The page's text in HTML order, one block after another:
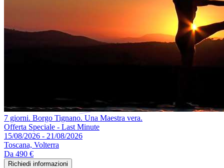
7 giorni. Borgo Tignano. Una Maestra vera.
Offerta Speciale - Last Minute
15/08/2026 - 21/08/2026
Toscana, Volterra
Da 490 €
Richiedi informazioni